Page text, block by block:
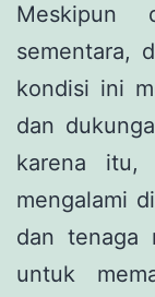
Meskipun
sementara,
kondisi ini
dan
karena itu,
mengalami
dan tenaga
untuk